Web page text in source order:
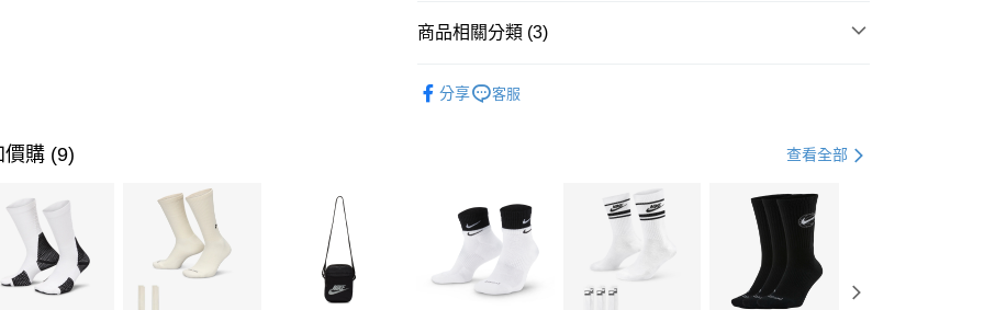
聯邦商業銀行
台新國際商業銀行
【關於「AFTEE先享後付」】
３．安心：先確認商品／服務後，再付款。
【「AFTEE先享後付」結帳流程】
１．於結帳方式選擇「AFTEE先享後付」後，將跳轉至「AFTEE先享後
付」結帳頁面，進行簡訊認證並確認金額後，即可完成結帳。
２．訂單成立數日內，您將收到繳費通知簡訊。
每筆NT$100，滿NT$1,500(含以上)免運費
每筆NT$100，滿NT$1,500(含以上)免運費
商品相關分類 (3)
分享 客服
價購 (9) 查看全部